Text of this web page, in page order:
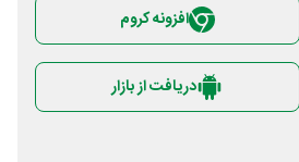
افزونه کروم
دریافت از بازار